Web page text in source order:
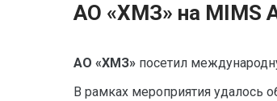
АО «ХМЗ» на MIMS
АО «ХМЗ» посетил
В рамках мероприятия удалось